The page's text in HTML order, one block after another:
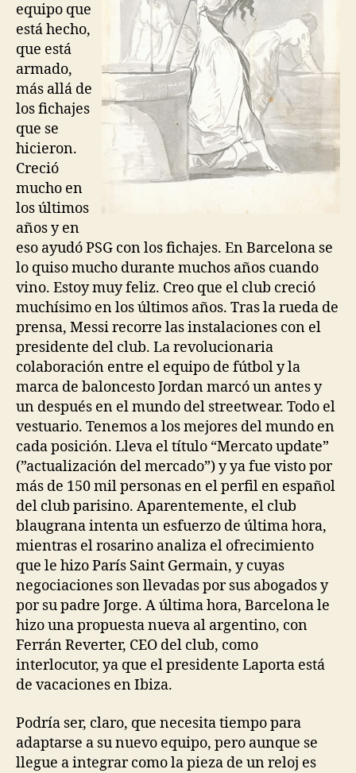
equipo que
está hecho,
que está
armado,
más allá de
los fichajes
que se
hicieron.
Creció
mucho en
los últimos
años y en
eso ayudó PSG con los fichajes. En Barcelona se
lo quiso mucho durante muchos años cuando
vino. Estoy muy feliz. Creo que el club creció
muchísimo en los últimos años. Tras la rueda de
prensa, Messi recorre las instalaciones con el
presidente del club. La revolucionaria
colaboración entre el equipo de fútbol y la
marca de baloncesto Jordan marcó un antes y
un después en el mundo del streetwear. Todo el
vestuario. Tenemos a los mejores del mundo en
cada posición. Lleva el título “Mercato update”
(”actualización del mercado”) y ya fue visto por
más de 150 mil personas en el perfil en español
del club parisino. Aparentemente, el club
blaugrana intenta un esfuerzo de última hora,
mientras el rosarino analiza el ofrecimiento
que le hizo París Saint Germain, y cuyas
negociaciones son llevadas por sus abogados y
por su padre Jorge. A última hora, Barcelona le
hizo una propuesta nueva al argentino, con
Ferrán Reverter, CEO del club, como
interlocutor, ya que el presidente Laporta está
de vacaciones en Ibiza.
Podría ser, claro, que necesita tiempo para
adaptarse a su nuevo equipo, pero aunque se
llegue a integrar como la pieza de un reloj es